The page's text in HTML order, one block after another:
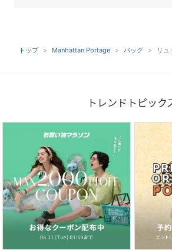
トップ Manhattan Portage バッグ リュ
トレンドトピック